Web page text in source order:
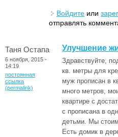
Войдите или
отправлять
Таня Остапа
6 ноября, 2015 -
14:19
постоянная
ссылка
(permalink)
Улучшение
Здравствуйте,
кв. метры для
муж прописан в
много метров,
квартире с
с прописана в
детьми. Мы
Есть домик в